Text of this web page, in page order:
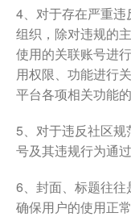
4、对于存在严重
组织，除对违规的
使用的关联账号进
用权限、功能进行
平台各项相关功能
5、对于违反社区
号及其违规行为通
6、封面、标题往往
确保用户的使用正